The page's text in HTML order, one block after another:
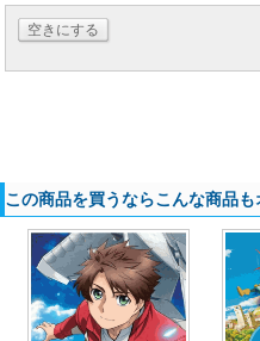
空きにする
この商品を買うならこんな商品